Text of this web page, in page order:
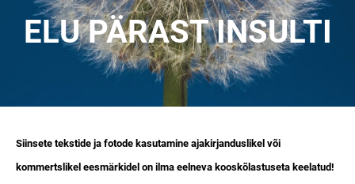
ELU PÄRAST INSULTI
Siinsete tekstide ja fotode kasutamine ajakirjanduslikel või
kommertslikel eesmärkidel on ilma eelneva kooskõlastuseta keelatud!